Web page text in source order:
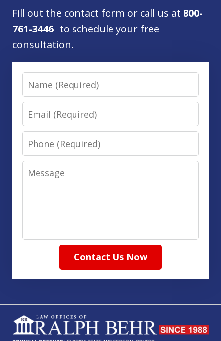
Fill out the contact form or call us at 800-
761-3446 to schedule your free
consultation.
Name
Email
Phone
Message
Contact Us Now